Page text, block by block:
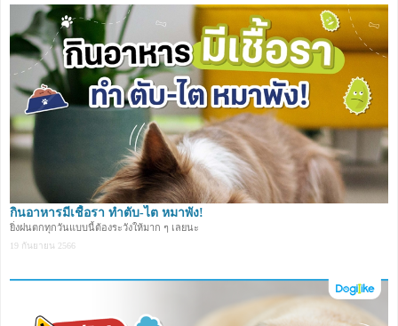
กินอาหารมีเชื้อรา ทำตับ-ไต หมาพัง!
ยิ่งฝนตกทุกวันแบบนี้ต้องระวังให้มาก ๆ เลยนะ
19 กันยายน 2566